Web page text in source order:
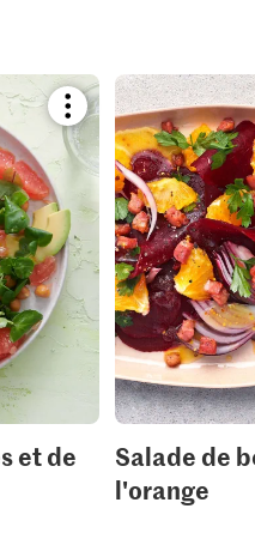
Bookmark
recipe
or
add
collections.
et de
Salade de
l'orange